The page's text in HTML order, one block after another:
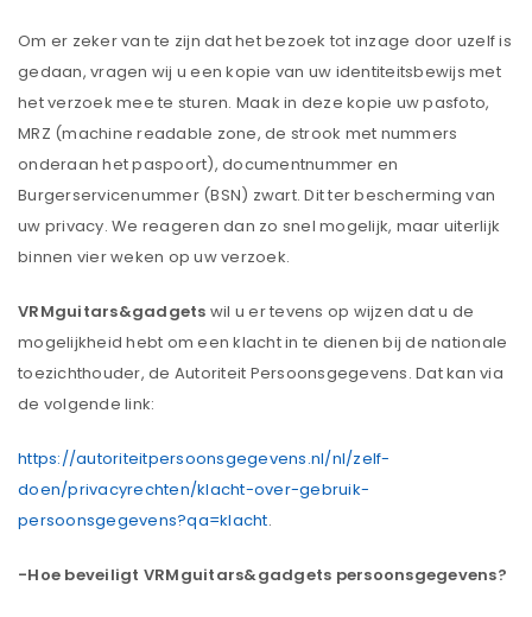
Om er zeker van te zijn dat het bezoek tot inzage door uzelf is
gedaan, vragen wij u een kopie van uw identiteitsbewijs met
het verzoek mee te sturen. Maak in deze kopie uw pasfoto,
MRZ (machine readable zone, de strook met nummers
onderaan het paspoort), documentnummer en
Burgerservicenummer (BSN) zwart. Dit ter bescherming van
uw privacy. We reageren dan zo snel mogelijk, maar uiterlijk
binnen vier weken op uw verzoek.
VRMguitars&gadgets wil u er tevens op wijzen dat u de
mogelijkheid hebt om een klacht in te dienen bij de nationale
toezichthouder, de Autoriteit Persoonsgegevens. Dat kan via
de volgende link:
https://autoriteitpersoonsgegevens.nl/nl/zelf-
doen/privacyrechten/klacht-over-gebruik-
persoonsgegevens?qa=klacht.
-Hoe beveiligt VRMguitars&gadgets persoonsgegevens?